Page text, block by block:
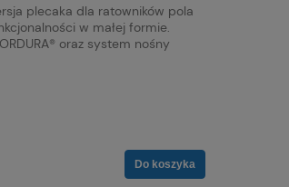
plecaka dla ratowników pola
w małej formie.
oraz system nośny
Do koszyka